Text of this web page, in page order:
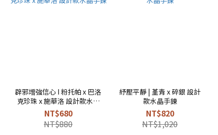
辟邪增強信心 I 粉托帕 x 巴洛
克珍珠 x 施華洛 設計款水晶
手鍊
NT$680
NT$880
紓壓平靜 | 堇青 x 碎銀 設計
款水晶手鍊
NT$820
NT$1,020